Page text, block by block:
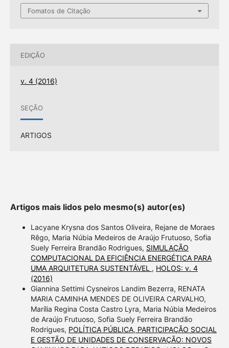
Fomatos de Citação
EDIÇÃO
v. 4 (2016)
SEÇÃO
ARTIGOS
Artigos mais lidos pelo mesmo(s) autor(es)
Lacyane Krysna dos Santos Oliveira, Rejane de Moraes
Rêgo, Maria Núbia Medeiros de Araújo Frutuoso, Sofia
Suely Ferreira Brandão Rodrigues, SIMULAÇÃO
COMPUTACIONAL DA EFICIÊNCIA ENERGÉTICA PARA
UMA ARQUITETURA SUSTENTÁVEL , HOLOS: v. 4
(2016)
Giannina Settimi Cysneiros Landim Bezerra, RENATA
MARIA CAMINHA MENDES DE OLIVEIRA CARVALHO,
Marília Regina Costa Castro Lyra, Maria Núbia Medeiros
de Araújo Frutuoso, Sofia Suely Ferreira Brandão
Rodrigues, POLÍTICA PÚBLICA, PARTICIPAÇÃO SOCIAL
E GESTÃO DE UNIDADES DE CONSERVAÇÃO: NOVOS